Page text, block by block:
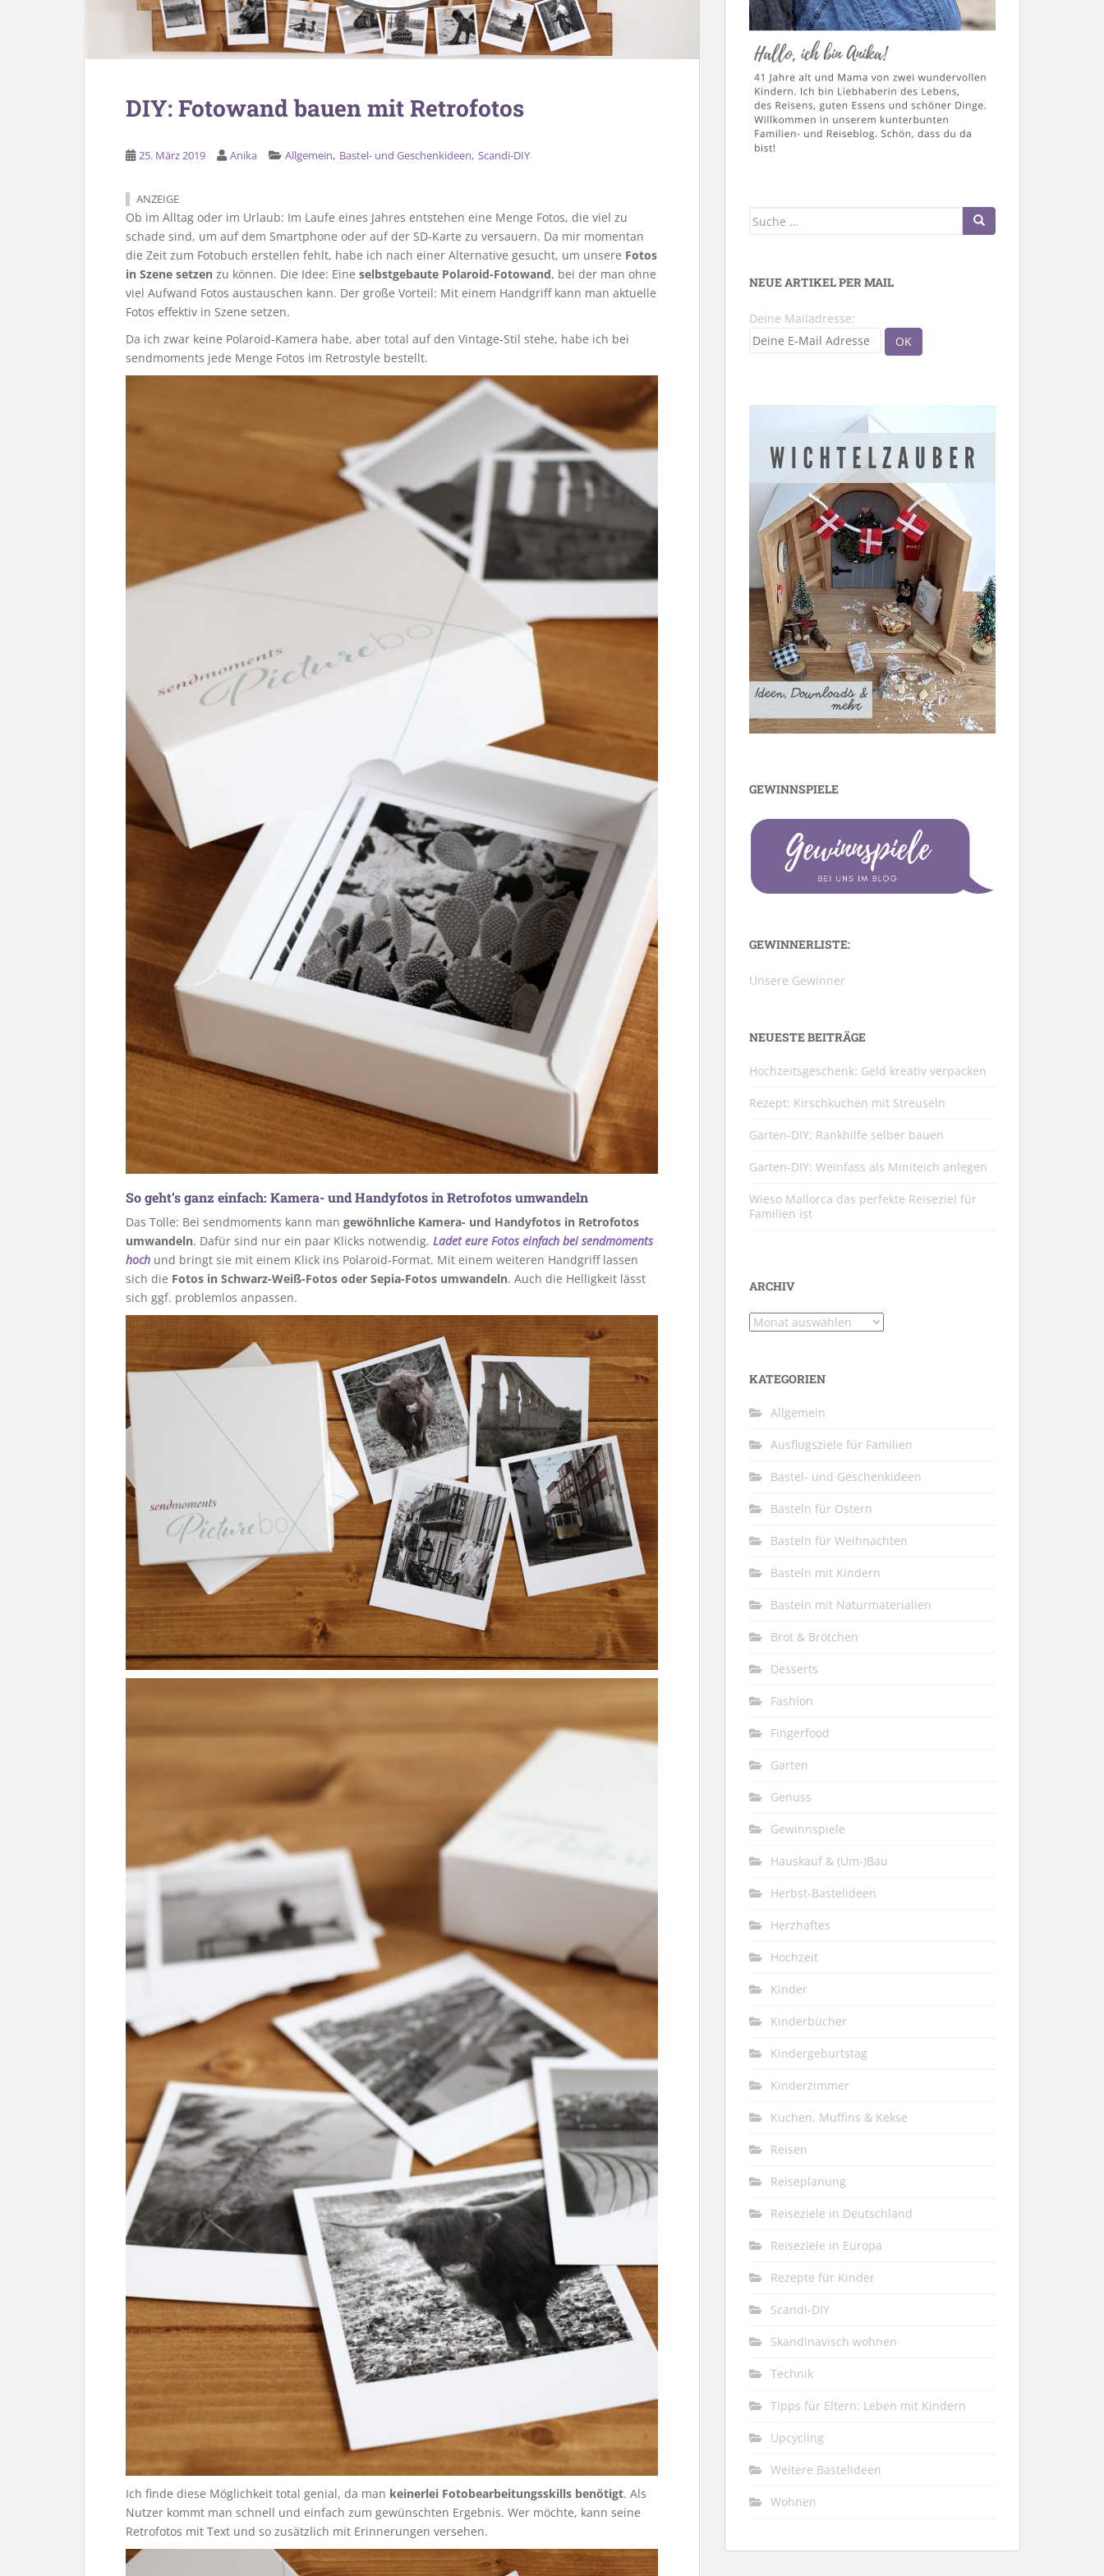
DIY: Fotowand bauen mit Retrofotos
25. März 2019 Anika Allgemein, Bastel- und Geschenkideen, Scandi-DIY
ANZEIGE
Ob im Alltag oder im Urlaub: Im Laufe eines Jahres entstehen eine Menge Fotos, die viel zu
schade sind, um auf dem Smartphone oder auf der SD-Karte zu versauern. Da mir momentan
die Zeit zum Fotobuch erstellen fehlt, habe ich nach einer Alternative gesucht, um unsere Fotos
in Szene setzen zu können. Die Idee: Eine selbstgebaute Polaroid-Fotowand, bei der man ohne
viel Aufwand Fotos austauschen kann. Der große Vorteil: Mit einem Handgriff kann man aktuelle
Fotos effektiv in Szene setzen.
Da ich zwar keine Polaroid-Kamera habe, aber total auf den Vintage-Stil stehe, habe ich bei
sendmoments jede Menge Fotos im Retrostyle bestellt.
So geht’s ganz einfach: Kamera- und Handyfotos in Retrofotos umwandeln
Das Tolle: Bei sendmoments kann man gewöhnliche Kamera- und Handyfotos in Retrofotos
umwandeln. Dafür sind nur ein paar Klicks notwendig. Ladet eure Fotos einfach bei sendmoments
hoch und bringt sie mit einem Klick ins Polaroid-Format. Mit einem weiteren Handgriff lassen
sich die Fotos in Schwarz-Weiß-Fotos oder Sepia-Fotos umwandeln. Auch die Helligkeit lässt
sich ggf. problemlos anpassen.
Ich finde diese Möglichkeit total genial, da man keinerlei Fotobearbeitungsskills benötigt. Als
Nutzer kommt man schnell und einfach zum gewünschten Ergebnis. Wer möchte, kann seine
Retrofotos mit Text und so zusätzlich mit Erinnerungen versehen.
Suche
NEUE ARTIKEL PER MAIL
Deine Mailadresse:
GEWINNSPIELE
GEWINNERLISTE:
Unsere Gewinner
NEUESTE BEITRÄGE
Hochzeitsgeschenk: Geld kreativ verpacken
Rezept: Kirschkuchen mit Streuseln
Garten-DIY: Rankhilfe selber bauen
Garten-DIY: Weinfass als Miniteich anlegen
Wieso Mallorca das perfekte Reiseziel für
Familien ist
ARCHIV
Archiv
KATEGORIEN
Allgemein
Ausflugsziele für Familien
Bastel- und Geschenkideen
Basteln für Ostern
Basteln für Weihnachten
Basteln mit Kindern
Basteln mit Naturmaterialien
Brot & Brötchen
Desserts
Fashion
Fingerfood
Garten
Genuss
Gewinnspiele
Hauskauf & (Um-)Bau
Herbst-Bastelideen
Herzhaftes
Hochzeit
Kinder
Kinderbücher
Kindergeburtstag
Kinderzimmer
Kuchen, Muffins & Kekse
Reisen
Reiseplanung
Reiseziele in Deutschland
Reiseziele in Europa
Rezepte für Kinder
Scandi-DIY
Skandinavisch wohnen
Technik
Tipps für Eltern: Leben mit Kindern
Upcycling
Weitere Bastelideen
Wohnen